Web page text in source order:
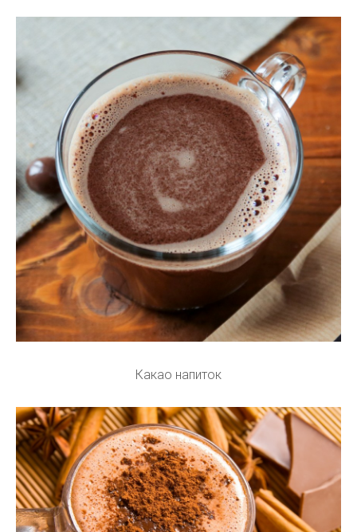
Какао напиток